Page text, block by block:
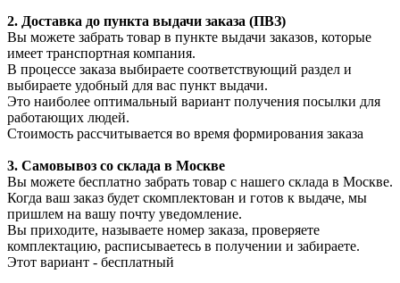
2. Доставка до пункта выдачи заказа (ПВЗ)
Вы можете забрать товар в пункте выдачи заказов, которые
имеет транспортная компания.
В процессе заказа выбираете соответствующий раздел и
выбираете удобный для вас пункт выдачи.
Это наиболее оптимальный вариант получения посылки для
работающих людей.
Стоимость рассчитывается во время формирования заказа
3. Самовывоз со склада в Москве
Вы можете бесплатно забрать товар с нашего склада в Москве.
Когда ваш заказ будет скомплектован и готов к выдаче, мы
пришлем на вашу почту уведомление.
Вы приходите, называете номер заказа, проверяете
комплектацию, расписываетесь в получении и забираете.
Этот вариант - бесплатный